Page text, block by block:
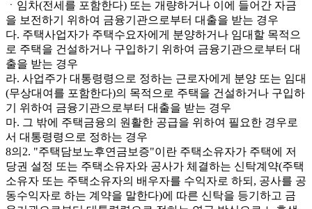
ㆍ임차(전세를 포함한다) 또는 개량하거나 이에 들어간 자금
을 보전하기 위하여 금융기관으로부터 대출을 받는 경우
다. 주택사업자가 주택수요자에게 분양하거나 임대할 목적으
로 주택을 건설하거나 구입하기 위하여 금융기관으로부터 대
출을 받는 경우
라. 사업주가 대통령령으로 정하는 근로자에게 분양 또는 임대
(무상대여를 포함한다)의 목적으로 주택을 건설하거나 구입하
기 위하여 금융기관으로부터 대출을 받는 경우
마. 그 밖에 주택금융의 원활한 공급을 위하여 필요한 경우로
서 대통령령으로 정하는 경우
8의2. "주택담보노후연금보증"이란 주택소유자가 주택에 저
당권 설정 또는 주택소유자와 공사가 체결하는 신탁계약(주택
소유자 또는 주택소유자의 배우자를 수익자로 하되, 공사를 공
동수익자로 하는 계약을 말한다)에 따른 신탁을 등기하고 금